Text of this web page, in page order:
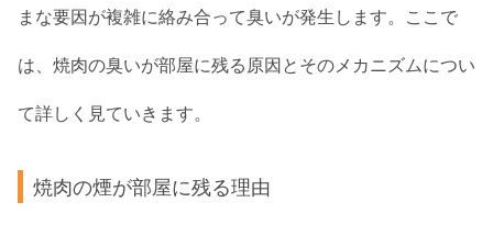
まな要因が複雑に絡み合って臭いが発生します。ここで
は、焼肉の臭いが部屋に残る原因とそのメカニズムについ
て詳しく見ていきます。
焼肉の煙が部屋に残る理由